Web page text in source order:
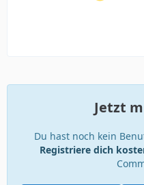
Jetzt
Du hast noch kein
Registriere dich